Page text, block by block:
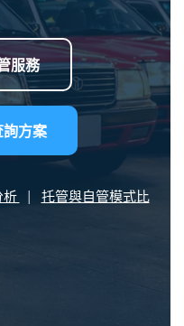
服務
方案
析 |
托管與自管模式比